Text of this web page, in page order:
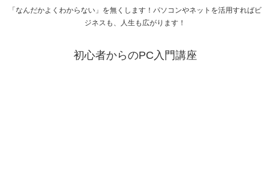
「なんだかよくわからない」を無くします！パソコンやネットを活用すればビ
ジネスも、人生も広がります！
初心者からのPC入門講座